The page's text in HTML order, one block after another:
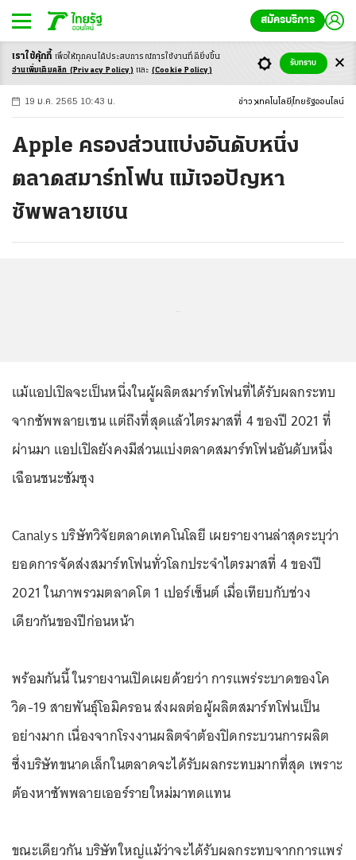
สมัครบริการ
-ก ก ก+
19 ม.ค. 2565 10:43 น. ข่าว เทคโนโลยี ไทยรัฐออนไลน์
Apple ครองส่วนแบ่งอันดับหนึ่ง
ตลาดสมาร์ทโฟน แม้เจอปัญหา
ซัพพลายเชน
แม้แอปเปิลจะเป็นหนึ่งในผู้ผลิตสมาร์ทโฟนที่ได้รับผลกระทบ
จากซัพพลายเชน แต่ถึงที่สุดแล้วไตรมาสที่ 4 ของปี 2021 ที่
ผ่านมา แอปเปิลยังคงมีส่วนแบ่งตลาดสมาร์ทโฟนอันดับหนึ่ง
เฉือนชนะซัมซุง
Canalys บริษัทวิจัยตลาดเทคโนโลยี เผยรายงานล่าสุดระบุว่า
ยอดการจัดส่งสมาร์ทโฟนทั่วโลกประจำไตรมาสที่ 4 ของปี
2021 ในภาพรวมตลาดโต 1 เปอร์เซ็นต์ เมื่อเทียบกับช่วง
เดียวกันของปีก่อนหน้า
พร้อมกันนี้ ในรายงานเปิดเผยด้วยว่า การแพร่ระบาดของโค
วิด-19 สายพันธุ์โอมิครอน ส่งผลต่อผู้ผลิตสมาร์ทโฟนเป็น
อย่างมาก เนื่องจากโรงงานผลิตจำต้องปิดกระบวนการผลิต
ซึ่งบริษัทขนาดเล็กในตลาดจะได้รับผลกระทบมากที่สุด เพราะ
ต้องหาซัพพลายเออร์รายใหม่มาทดแทน
ขณะเดียวกัน บริษัทใหญ่แม้ว่าจะได้รับผลกระทบจากการแพร่
เราใช้คุ้กกี้ เพื่อให้ทุกคนได้ประสบการณ์การใช้งานที่ดียิ่งขึ้น
อ่านเพิ่มเติมคลิก (Privacy Policy) และ (Cookie Policy)
รับทราบ